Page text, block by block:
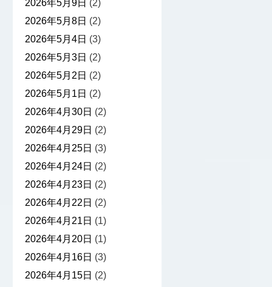
2026年5月9日 (2)
2026年5月8日 (2)
2026年5月4日 (3)
2026年5月3日 (2)
2026年5月2日 (2)
2026年5月1日 (2)
2026年4月30日 (2)
2026年4月29日 (2)
2026年4月25日 (3)
2026年4月24日 (2)
2026年4月23日 (2)
2026年4月22日 (2)
2026年4月21日 (1)
2026年4月20日 (1)
2026年4月16日 (3)
2026年4月15日 (2)